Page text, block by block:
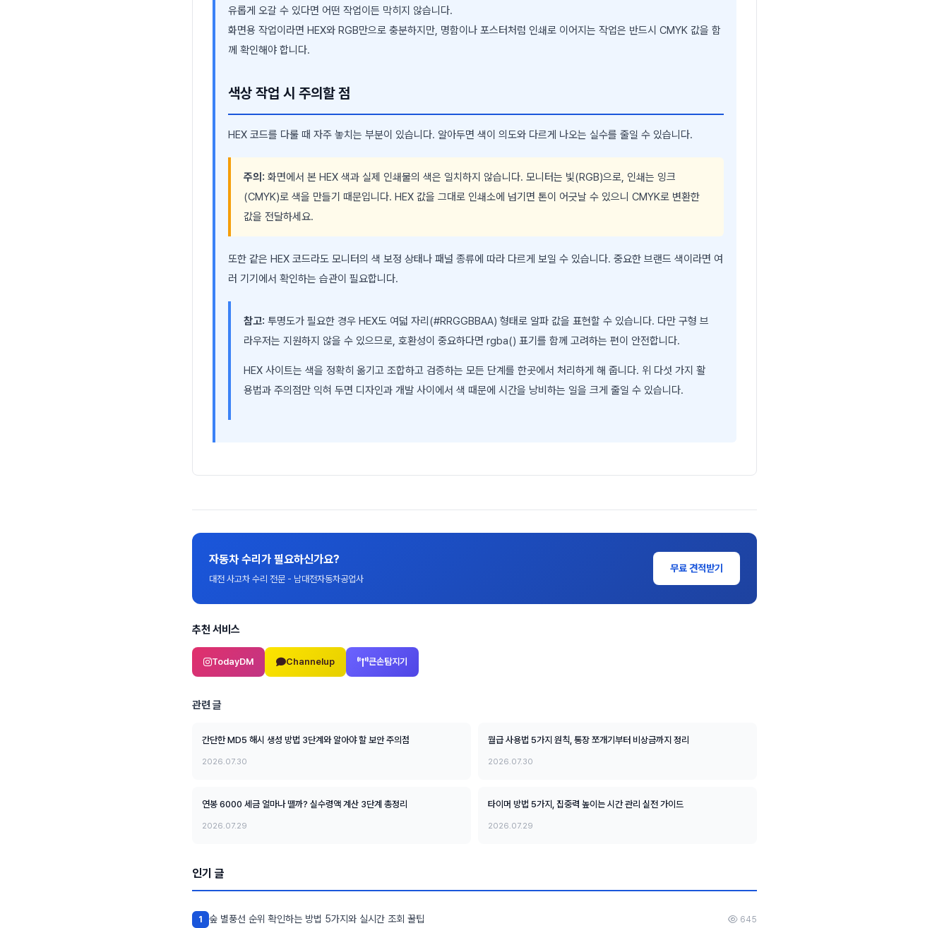
유롭게 오갈 수 있다면 어떤 작업이든 막히지 않습니다.
화면용 작업이라면 HEX와 RGB만으로 충분하지만, 명함이나 포스터처럼 인쇄로 이어지는 작업은 반드시 CMYK 값을 함
께 확인해야 합니다.
색상 작업 시 주의할 점
HEX 코드를 다룰 때 자주 놓치는 부분이 있습니다. 알아두면 색이 의도와 다르게 나오는 실수를 줄일 수 있습니다.
주의: 화면에서 본 HEX 색과 실제 인쇄물의 색은 일치하지 않습니다. 모니터는 빛(RGB)으로, 인쇄는 잉크
(CMYK)로 색을 만들기 때문입니다. HEX 값을 그대로 인쇄소에 넘기면 톤이 어긋날 수 있으니 CMYK로 변환한
값을 전달하세요.
또한 같은 HEX 코드라도 모니터의 색 보정 상태나 패널 종류에 따라 다르게 보일 수 있습니다. 중요한 브랜드 색이라면 여
러 기기에서 확인하는 습관이 필요합니다.
참고: 투명도가 필요한 경우 HEX도 여덟 자리(#RRGGBBAA) 형태로 알파 값을 표현할 수 있습니다. 다만 구형 브
라우저는 지원하지 않을 수 있으므로, 호환성이 중요하다면 rgba() 표기를 함께 고려하는 편이 안전합니다.
HEX 사이트는 색을 정확히 옮기고 조합하고 검증하는 모든 단계를 한곳에서 처리하게 해 줍니다. 위 다섯 가지 활
용법과 주의점만 익혀 두면 디자인과 개발 사이에서 색 때문에 시간을 낭비하는 일을 크게 줄일 수 있습니다.
자동차 수리가 필요하신가요?
대전 사고차 수리 전문 - 남대전자동차공업사
무료 견적받기
추천 서비스
TodayDM Channelup 큰손탐지기
관련 글
간단한 MD5 해시 생성 방법 3단계와 알아야 할 보안 주의점
2026.07.30
월급 사용법 5가지 원칙, 통장 쪼개기부터 비상금까지 정리
2026.07.30
연봉 6000 세금 얼마나 뗄까? 실수령액 계산 3단계 총정리
2026.07.29
타이머 방법 5가지, 집중력 높이는 시간 관리 실전 가이드
2026.07.29
인기 글
1 숲 별풍선 순위 확인하는 방법 5가지와 실시간 조회 꿀팁 645